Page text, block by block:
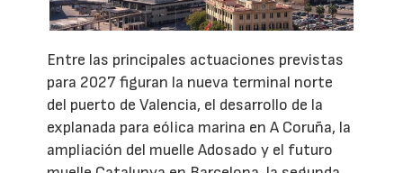
Entre las principales actuaciones previstas
para 2027 figuran la nueva terminal norte
del puerto de Valencia, el desarrollo de la
explanada para eólica marina en A Coruña, la
ampliación del muelle Adosado y el futuro